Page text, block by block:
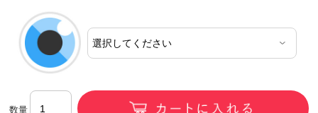
数量